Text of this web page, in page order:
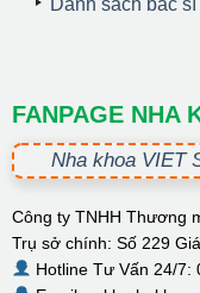
FANPAGE NHA
Nha khoa VIET
Công ty TNHH Thương
Trụ sở chính: Số 229
Hotline Tư Vấn 24/7: